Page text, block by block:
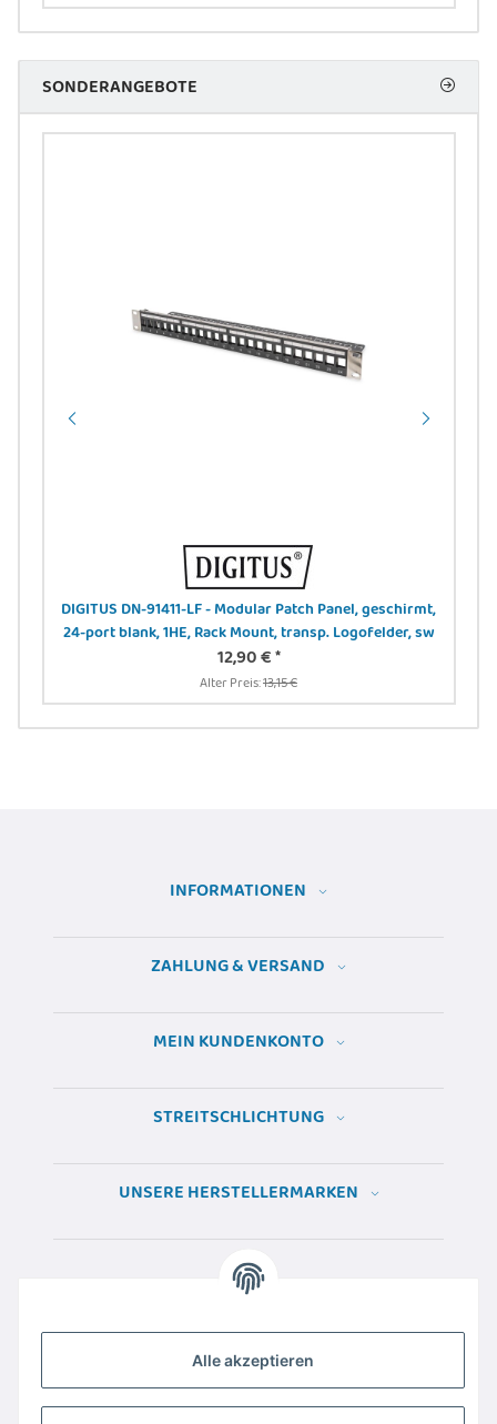
Alle akzeptieren
SONDERANGEBOTE
DIGITUS DN-91411-LF - Modular Patch Panel, geschirmt,
24-port blank, 1HE, Rack Mount, transp. Logofelder, sw
12,90 €*
Alter Preis:13,15 €
INFORMATIONEN
ZAHLUNG & VERSAND
MEIN KUNDENKONTO
STREITSCHLICHTUNG
UNSERE HERSTELLERMARKEN